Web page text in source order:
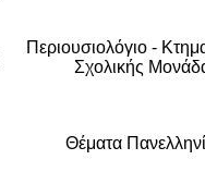
Περιουσιολόγιο -
Σχολικής
Θέματα